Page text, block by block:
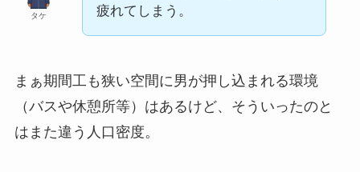
タケ
疲れてしまう。
まぁ期間工も狭い空間に男が押し込まれる環境
（バスや休憩所等）はあるけど、そういったのと
はまた違う人口密度。